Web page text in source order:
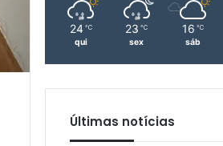
24 ℃
qui
23 ℃
sex
16 ℃
sáb
Últimas notícias